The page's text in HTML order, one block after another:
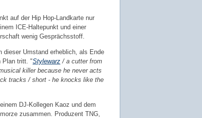
auf der Hip Hop-Landkarte nur
ICE-Haltepunkt und einer
wenig Gesprächsstoff.
Umstand erheblich, als Ende
Plan tritt. "Stylewarz / a cutter from
killer because he never acts
tracks / short - he knocks like the
DJ-Kollegen Kaoz und dem
zusammen. Produzent TNG,